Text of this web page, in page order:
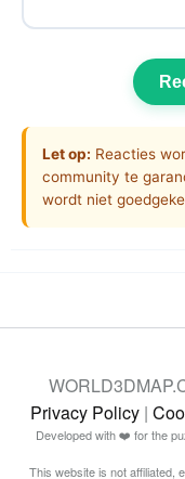
Let op: Reacties
community te
wordt niet
Privacy Policy|
Developed with ❤️ for the
This website is not affiliated,